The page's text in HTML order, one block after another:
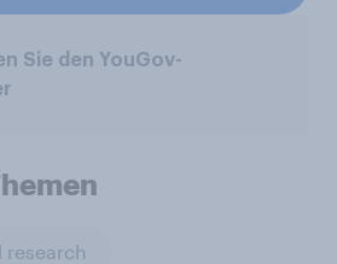
Sie den YouGov-
research